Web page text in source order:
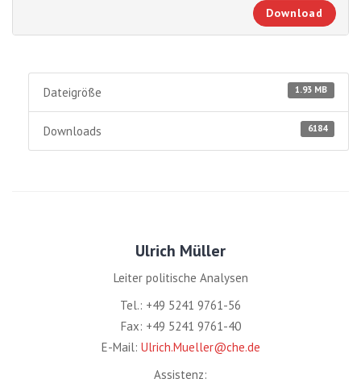
Download
1.93 MB
Dateigröße
6184
Downloads
Ulrich Müller
Leiter politische Analysen
Tel.: +49 5241 9761-56
Fax: +49 5241 9761-40
E-Mail: Ulrich.Mueller@che.de
Assistenz: